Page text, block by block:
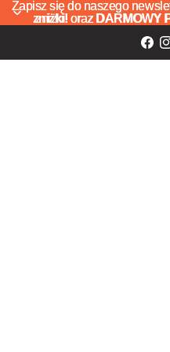
Zapisz się do naszego
zniżki! oraz DARMOWY
Zapisz się do naszego
zniżki! oraz DARMOWY